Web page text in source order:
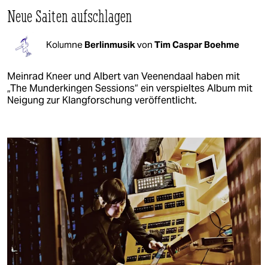
Neue Saiten aufschlagen
Kolumne Berlinmusikvon Tim Caspar Boehme
Meinrad Kneer und Albert van Veenendaal haben mit
„The Munderkingen Sessions“ ein verspieltes Album mit
Neigung zur Klangforschung veröffentlicht.